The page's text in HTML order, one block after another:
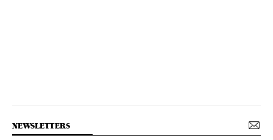
NEWSLETTERS